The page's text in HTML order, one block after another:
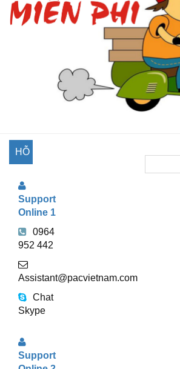
HỖ
TRỰC
Support
Online 1
0964
952 442
Assistant@pacvietnam.com
Chat
Skype
Support